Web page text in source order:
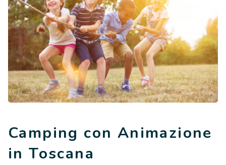
Camping con Animazione
in Toscana